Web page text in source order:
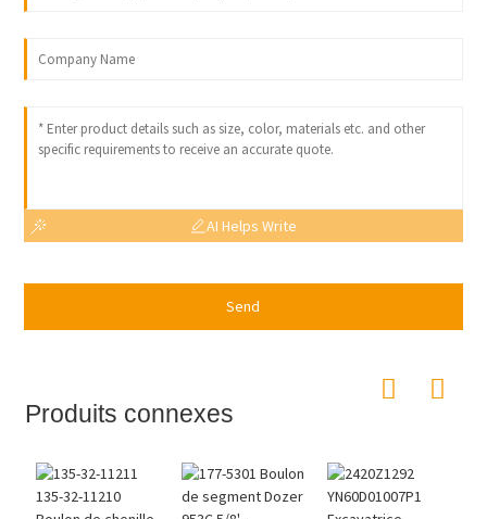
AI Helps Write
Send
Produits connexes